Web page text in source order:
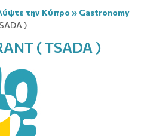
την Κύπρο » Gastronomy
)
( TSADA )